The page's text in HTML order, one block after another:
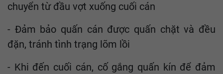
chuyển từ đầu vợt xuống cuối cán
- Đảm bảo quấn cán được quấn chặt và đều
đặn, tránh tình trạng lõm lồi
- Khi đến cuối cán, cố gắng quấn kín để đảm